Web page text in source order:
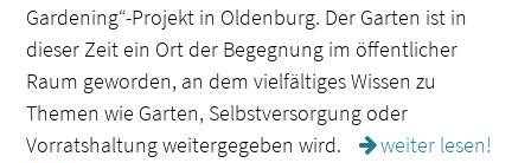
Gardening“-Projekt in Oldenburg. Der Garten ist in
dieser Zeit ein Ort der Begegnung im öffentlicher
Raum geworden, an dem vielfältiges Wissen zu
Themen wie Garten, Selbstversorgung oder
Vorratshaltung weitergegeben wird.
weiter lesen!